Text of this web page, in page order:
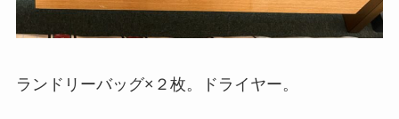
ランドリーバッグ×２枚。ドライヤー。